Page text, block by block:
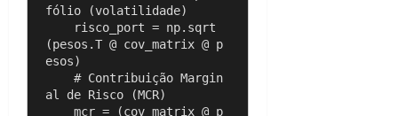
fólio (volatilidade)
(pesos.T @ cov_matrix @ p
esos)
al de Risco (MCR)